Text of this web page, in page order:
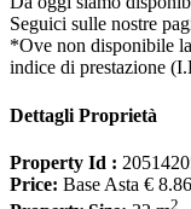
Seguici sulle nostre
*Ove non disponibile
indice di prestazione
Dettagli Proprietà
Property Id :
Price: Base Asta €
2